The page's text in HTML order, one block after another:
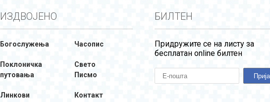
ИЗДВОЈЕНО
Богослужења Часопис
Поклоничка
путовања
Свето
Писмо
Линкови Контакт
БИЛТЕН
Придружите се на листу за
бесплатан online билтен